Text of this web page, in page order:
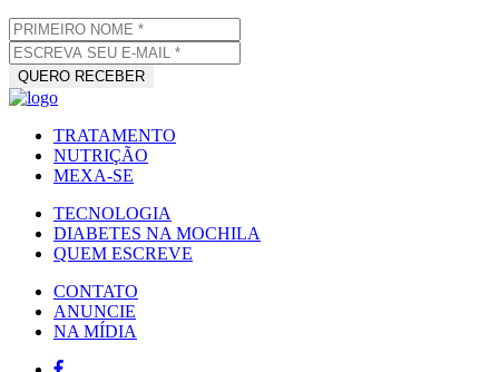
TRATAMENTO
NUTRIÇÃO
MEXA-SE
TECNOLOGIA
DIABETES NA MOCHILA
QUEM ESCREVE
CONTATO
ANUNCIE
NA MÍDIA